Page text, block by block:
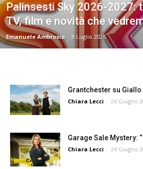
Palinsesti Sky 2026-2027:
TV, film e novità che
Emanuele Ambrosio - 8 Luglio 2026
Grantchester su Giallo
Chiara Lecci - 26 Giugno
Garage Sale Mystery:
Chiara Lecci - 24 Giugno